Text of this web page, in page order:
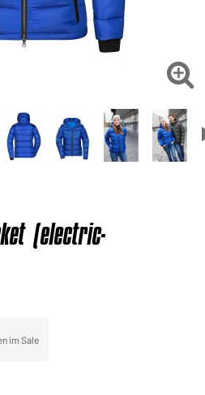
privaten Bedarf

(electric-
im Sale